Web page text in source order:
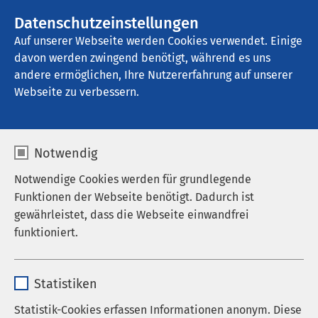
Datenschutzeinstellungen
Auf unserer Webseite werden Cookies verwendet. Einige
davon werden zwingend benötigt, während es uns
andere ermöglichen, Ihre Nutzererfahrung auf unserer
Webseite zu verbessern.
Notwendig
Notwendige Cookies werden für grundlegende
Funktionen der Webseite benötigt. Dadurch ist
gewährleistet, dass die Webseite einwandfrei
funktioniert.
Anbieter sgalinski
Statistiken
Statistik-Cookies erfassen Informationen anonym. Diese